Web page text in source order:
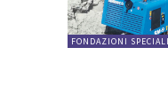
FONDAZIONI SPECIALI